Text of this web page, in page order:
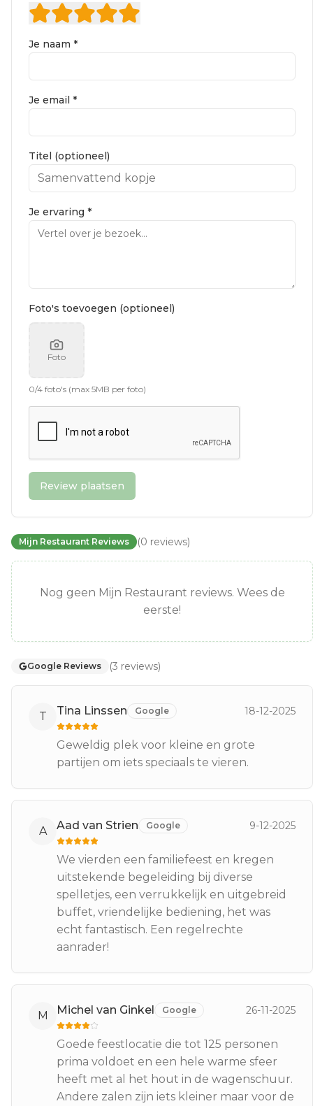
Je naam *
Je email *
Titel (optioneel)
Je ervaring *
Foto's toevoegen (optioneel)
Foto
0/4 foto's (max 5MB per foto)
Review plaatsen
Mijn Restaurant Reviews (0 reviews)
Nog geen Mijn Restaurant reviews. Wees de
eerste!
Google Reviews (3 reviews)
T Tina Linssen Google 18-12-2025
Geweldig plek voor kleine en grote
partijen om iets speciaals te vieren.
A Aad van Strien Google 9-12-2025
We vierden een familiefeest en kregen
uitstekende begeleiding bij diverse
spelletjes, een verrukkelijk en uitgebreid
buffet, vriendelijke bediening, het was
echt fantastisch. Een regelrechte
aanrader!
M Michel van Ginkel Google 26-11-2025
Goede feestlocatie die tot 125 personen
prima voldoet en een hele warme sfeer
heeft met al het hout in de wagenschuur.
Andere zalen zijn iets kleiner maar voor de